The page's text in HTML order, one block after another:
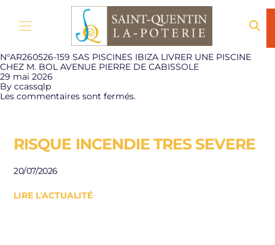
N°AR260526-159 SAS PISCINES IBIZA LIVRER UNE PISCINE
CHEZ M. BOL AVENUE PIERRE DE CABISSOLE
29 mai 2026
By ccassqlp
Les commentaires sont fermés.
RISQUE INCENDIE TRES SEVERE
LIRE L'ACTUALITÉ
20/07/2026